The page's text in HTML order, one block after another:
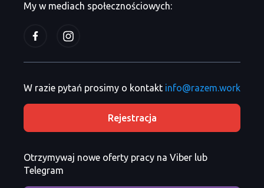
My w mediach społecznościowych:
W razie pytań prosimy o kontakt info@razem.work
Rejestracja
Otrzymywaj nowe oferty pracy na Viber lub
Telegram